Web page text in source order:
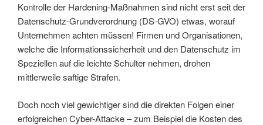
Kontrolle der Hardening-Maßnahmen sind nicht erst seit der
Datenschutz-Grundverordnung (DS-GVO) etwas, worauf
Unternehmen achten müssen! Firmen und Organisationen,
welche die Informationssicherheit und den Datenschutz im
Speziellen auf die leichte Schulter nehmen, drohen
mittlerweile saftige Strafen.
Doch noch viel gewichtiger sind die direkten Folgen einer
erfolgreichen Cyber-Attacke – zum Beispiel die Kosten des